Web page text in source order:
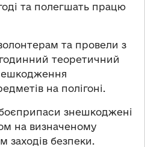
та полегшать працю
та провели з
теоретичний
на полігоні.
знешкоджені
на визначеному
заходів безпеки.